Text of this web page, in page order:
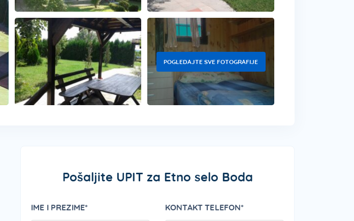
POGLEDAJTE SVE FOTOGRAFIJE
Pošaljite UPIT za Etno selo Boda
IME I PREZIME* PLEASE LEAVE THIS FIELD EMPTY.
KONTAKT TELEFON*